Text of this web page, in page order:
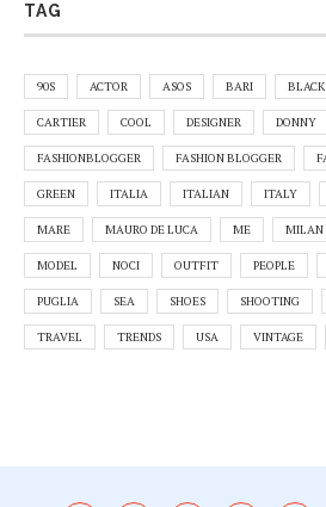
TAG
90S ACTOR ASOS BARI BLACK
CARTIER COOL DESIGNER DONNY
FASHIONBLOGGER FASHION BLOGGER
GREEN ITALIA ITALIAN ITALY
MARE MAURO DE LUCA ME MILAN
MODEL NOCI OUTFIT PEOPLE
PUGLIA SEA SHOES SHOOTING
TRAVEL TRENDS USA VINTAGE